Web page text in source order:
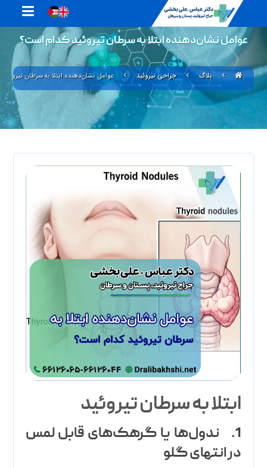
عوامل نشان‌دهنده ابتلا به سرطان تیروئید کدام‌ است؟
بلاگ جراحی تیروئید عوامل نشان‌دهنده ابتلا به سرطان
ابتلا به سرطان تیروئید
1. ندول‌ها یا گرهک‌های قابل لمس
در انتهای گلو